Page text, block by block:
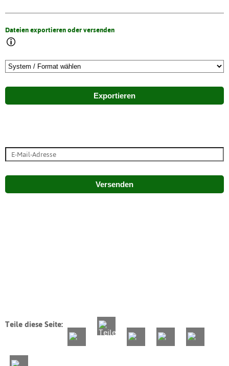
Dateien exportieren oder versenden
Exportieren
Versenden
Teile diese Seite: